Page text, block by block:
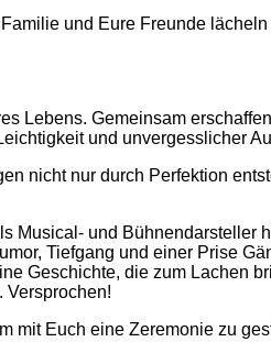
und Eure Freunde
Lebens. Gemeinsam
und unvergesslicher
nicht nur durch Perfektion
Musical- und Bühnendarsteller
Tiefgang und einer Prise
Geschichte, die zum Lachen
Versprochen!
mit Euch eine Zeremonie zu